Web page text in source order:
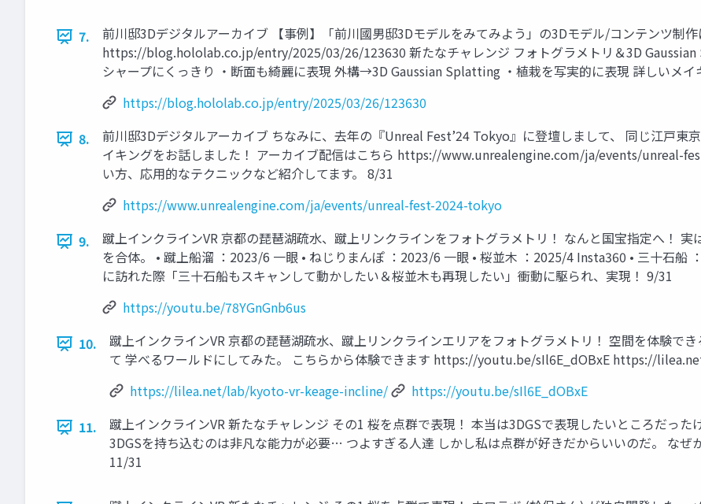
7.
前川邸3Dデジタルアーカイブ 【事例】「前川國男邸3Dモデルをみてみよう」の3Dモデル/コンテンツ制作
https://blog.hololab.co.jp/entry/2025/03/26/123630 新たなチャレンジ フォトグラメトリ＆3D
シャープにくっきり ・断面も綺麗に表現 外構→3D Gaussian Splatting ・植栽を写実的に表現 詳しいメ
https://blog.hololab.co.jp/entry/2025/03/26/123630
8.
前川邸3Dデジタルアーカイブ ちなみに、去年の『Unreal Fest’24 Tokyo』に登壇しまして、 同じ江戸東
イキングをお話しました！ アーカイブ配信はこちら https://www.unrealengine.com/ja/events/unreal-
い方、応用的なテクニックなど紹介してます。 8/31
https://www.unrealengine.com/ja/events/unreal-fest-2024-tokyo
9.
蹴上インクラインVR 京都の琵琶湖疏水、蹴上リンクラインをフォトグラメトリ！ なんと国宝指定へ！
を合体。 • 蹴上船溜 ：2023/6 一眼 • ねじりまんぽ ：2023/6 一眼 • 桜並木 ：2025/4 Insta360 • 三十石
に訪れた際「三十石船もスキャンして動かしたい＆桜並木も再現したい」衝動に駆られ、実現！ 9/31
https://youtu.be/78YGnGnb6us
10.
蹴上インクラインVR 京都の琵琶湖疏水、蹴上リンクラインエリアをフォトグラメトリ！ 空間を体験で
て 学べるワールドにしてみた。 こちらから体験できます https://youtu.be/sIl6E_dOBxE https://
https://lilea.net/lab/kyoto-vr-keage-incline/
https://youtu.be/sIl6E_dOBxE
11.
蹴上インクラインVR 新たなチャレンジ その1 桜を点群で表現！ 本当は3DGSで表現したいところだっ
3DGSを持ち込むのは非凡な能力が必要… つよすぎる人達 しかし私は点群が好きだからいいのだ。 な
11/31